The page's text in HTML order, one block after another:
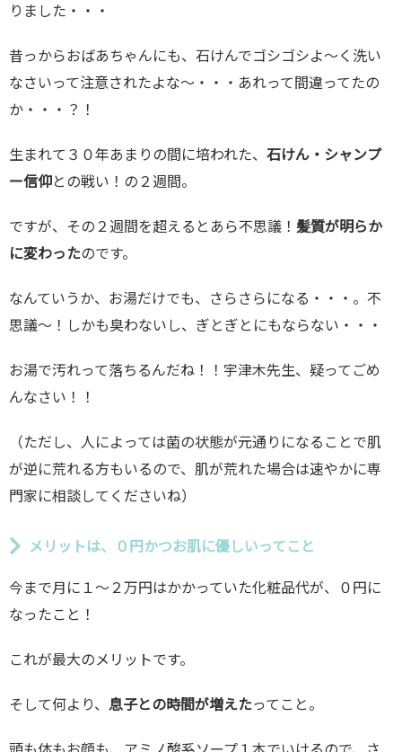
りました・・・
昔っからおばあちゃんにも、石けんでゴシゴシよ〜く洗い
なさいって注意されたよな〜・・・あれって間違ってたの
か・・・？！
生まれて３０年あまりの間に培われた、 石けん・シャンプ
ー信仰との戦い！の２週間。
ですが、その２週間を超えるとあら不思議！ 髪質が明らか
に変わったのです。
なんていうか、お湯だけでも、さらさらになる・・・。不
思議〜！しかも臭わないし、ぎとぎとにもならない・・・
お湯で汚れって落ちるんだね！！宇津木先生、疑ってごめ
んなさい！！
（ただし、人によっては菌の状態が元通りになることで肌
が逆に荒れる方もいるので、肌が荒れた場合は速やかに専
門家に相談してくださいね）
メリットは、０円かつお肌に優しいってこと
今まで月に１〜２万円はかかっていた化粧品代が、０円に
なったこと！
これが最大のメリットです。
そして何より、 息子との時間が増えたってこと。